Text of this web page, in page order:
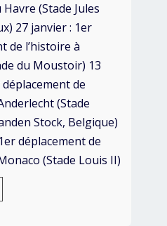
(Stade Jules
27 janvier : 1er
de l’histoire à
du Moustoir) 13
de
(Stade
Stock, Belgique)
déplacement de
(Stade Louis II)